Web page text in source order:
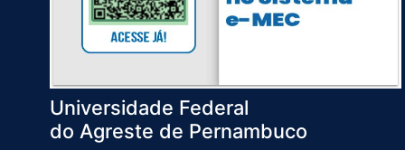
Universidade Federal
do Agreste de Pernambuco